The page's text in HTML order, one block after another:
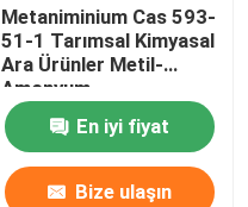
Metaniminium Cas 593-
51-1 Tarımsal Kimyasal
Ara Ürünler Metil-
Amonyum
En iyi fiyat
Bize ulaşın